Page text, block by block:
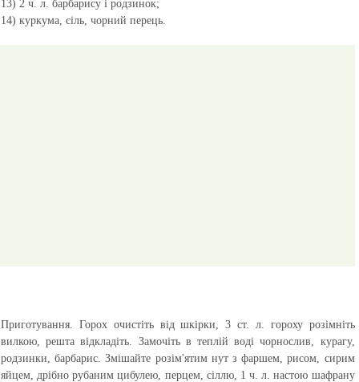
13) 2 ч. л. барбарису і родзинок;
14) куркума, сіль, чорний перець.
Приготування. Горох очистіть від шкірки, 3 ст. л. гороху розімніть
вилкою, решта відкладіть. Замочіть в теплій воді чорнослив, курагу,
родзинки, барбарис. Змішайте розім'ятим нут з фаршем, рисом, сирим
яйцем, дрібно рубаним цибулею, перцем, сіллю, 1 ч. л. настою шафрану